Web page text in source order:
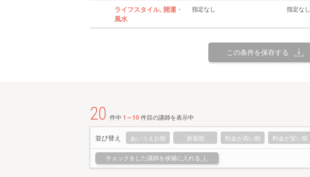
ライフスタイル, 開運・
風水
指定なし 指定なし
この条件を保存する
20 件中 1～10件目の講師を表示中
並び替え あいうえお順 新着順 料金が高い順 料金が安い順
チェックをした講師を候補に入れる